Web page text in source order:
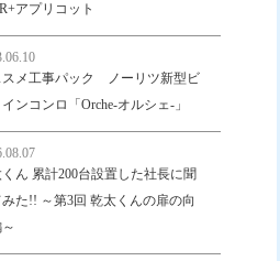
アプリコット
スメ工事パック ノーリツ新型ビ
ンコンロ「Orche-オルシェ-」
ん 累計200台設置した社長に聞
みた!! ～第3回 乾太くんの扉の向